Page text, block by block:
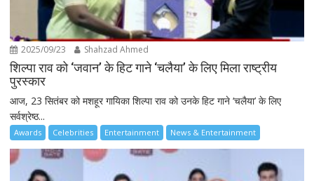
2025/09/23 Shahzad Ahmed
शिल्पा राव को ‘जवान’ के हिट गाने ‘चलैया’ के लिए मिला राष्ट्रीय
पुरस्कार
आज, 23 सितंबर को मशहूर गायिका शिल्पा राव को उनके हिट गाने ‘चलैया’ के लिए
सर्वश्रेष्ठ...
Awards Celebrities Entertainment News & Entertainment